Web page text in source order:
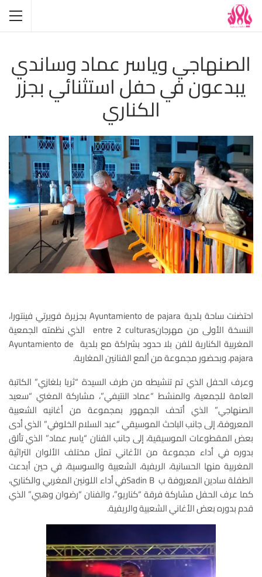
الصنهاجي وياسر عماد وساندي
يبدعون في حفل استثنائي بجزر
الكناري
احتضنت ساحة بلدية Ayuntamiento de pajara بجزيرة فويرتي فينتورا،
النسخة الأولى من مهرجانentre 2 culturas الذي نظمته الجمعية
المغربية الكنارية للفن بلا حدود بشراكة مع بلدية Ayuntamiento de
pajara، وبحضور مجموعة من ألمع الفنانين المغاربة.
وعرف الحفل الذي تم تنشيطه من طرف السيدة “ثريا بلغازي” الكاتبة
العامة للجمعية، والمنشط “عماد النتيفي”، مشاركة المغني “سعيد
الصنهاجي” الذي أتحف الجمهور بمجموعة من أغانيه الشعبية
المعروفة، إلى جانب الباحث الموسيقي “عبد السلام الخلوفي” الذي أدى
بعض المقطوعات الموسيقية، إلى جانب الفنان “ياسر عماد” الذي تألق
بدوره في أداء مجموعة من الأغاني تمثل مختلف الألوان التراثية
المغربية منها الحسانية، الريفية، الشعبية والسوسية، في حين أبدعت
الطفلة سادين المعروفة ب Sadin Bفي أداء اللونين المغربي والكناري،
كما عرف الحفل مشاركة فرقة “كناريو”، والفنان “رضوان وهبي” الذي
قدم بدوره بعض الأغاني الشعبية والريفية.